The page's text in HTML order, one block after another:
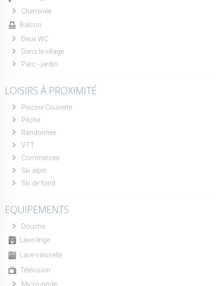
Cheminée
Balcon
Deux WC
Dans le village
Parc - jardin
LOISIRS À PROXIMITÉ
Piscine Couverte
Pêche
Randonnée
VTT
Commerces
Ski alpin
Ski de fond
EQUIPEMENTS
Douche
Lave-linge
Lave-vaisselle
Télévision
Micro-onde